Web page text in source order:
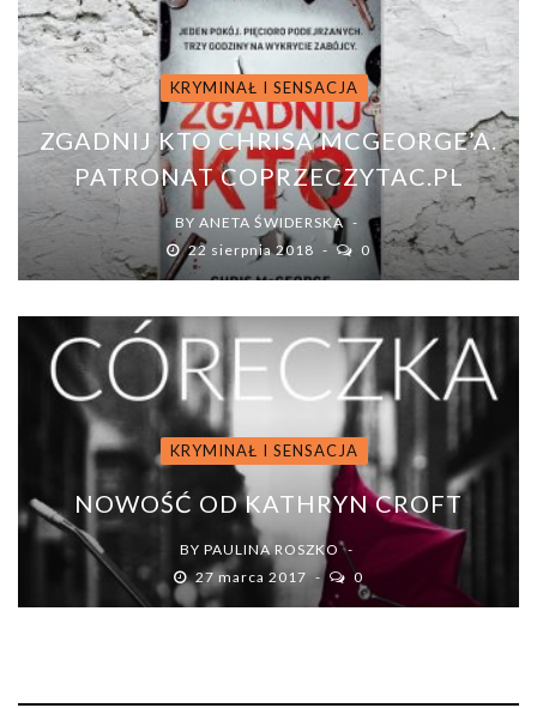
KRYMINAŁ I SENSACJA
ZGADNIJ KTO CHRISA MCGEORGE’A.
PATRONAT COPRZECZYTAC.PL
BY ANETA ŚWIDERSKA
22 sierpnia 2018
0
KRYMINAŁ I SENSACJA
NOWOŚĆ OD KATHRYN CROFT
BY PAULINA ROSZKO
27 marca 2017
0